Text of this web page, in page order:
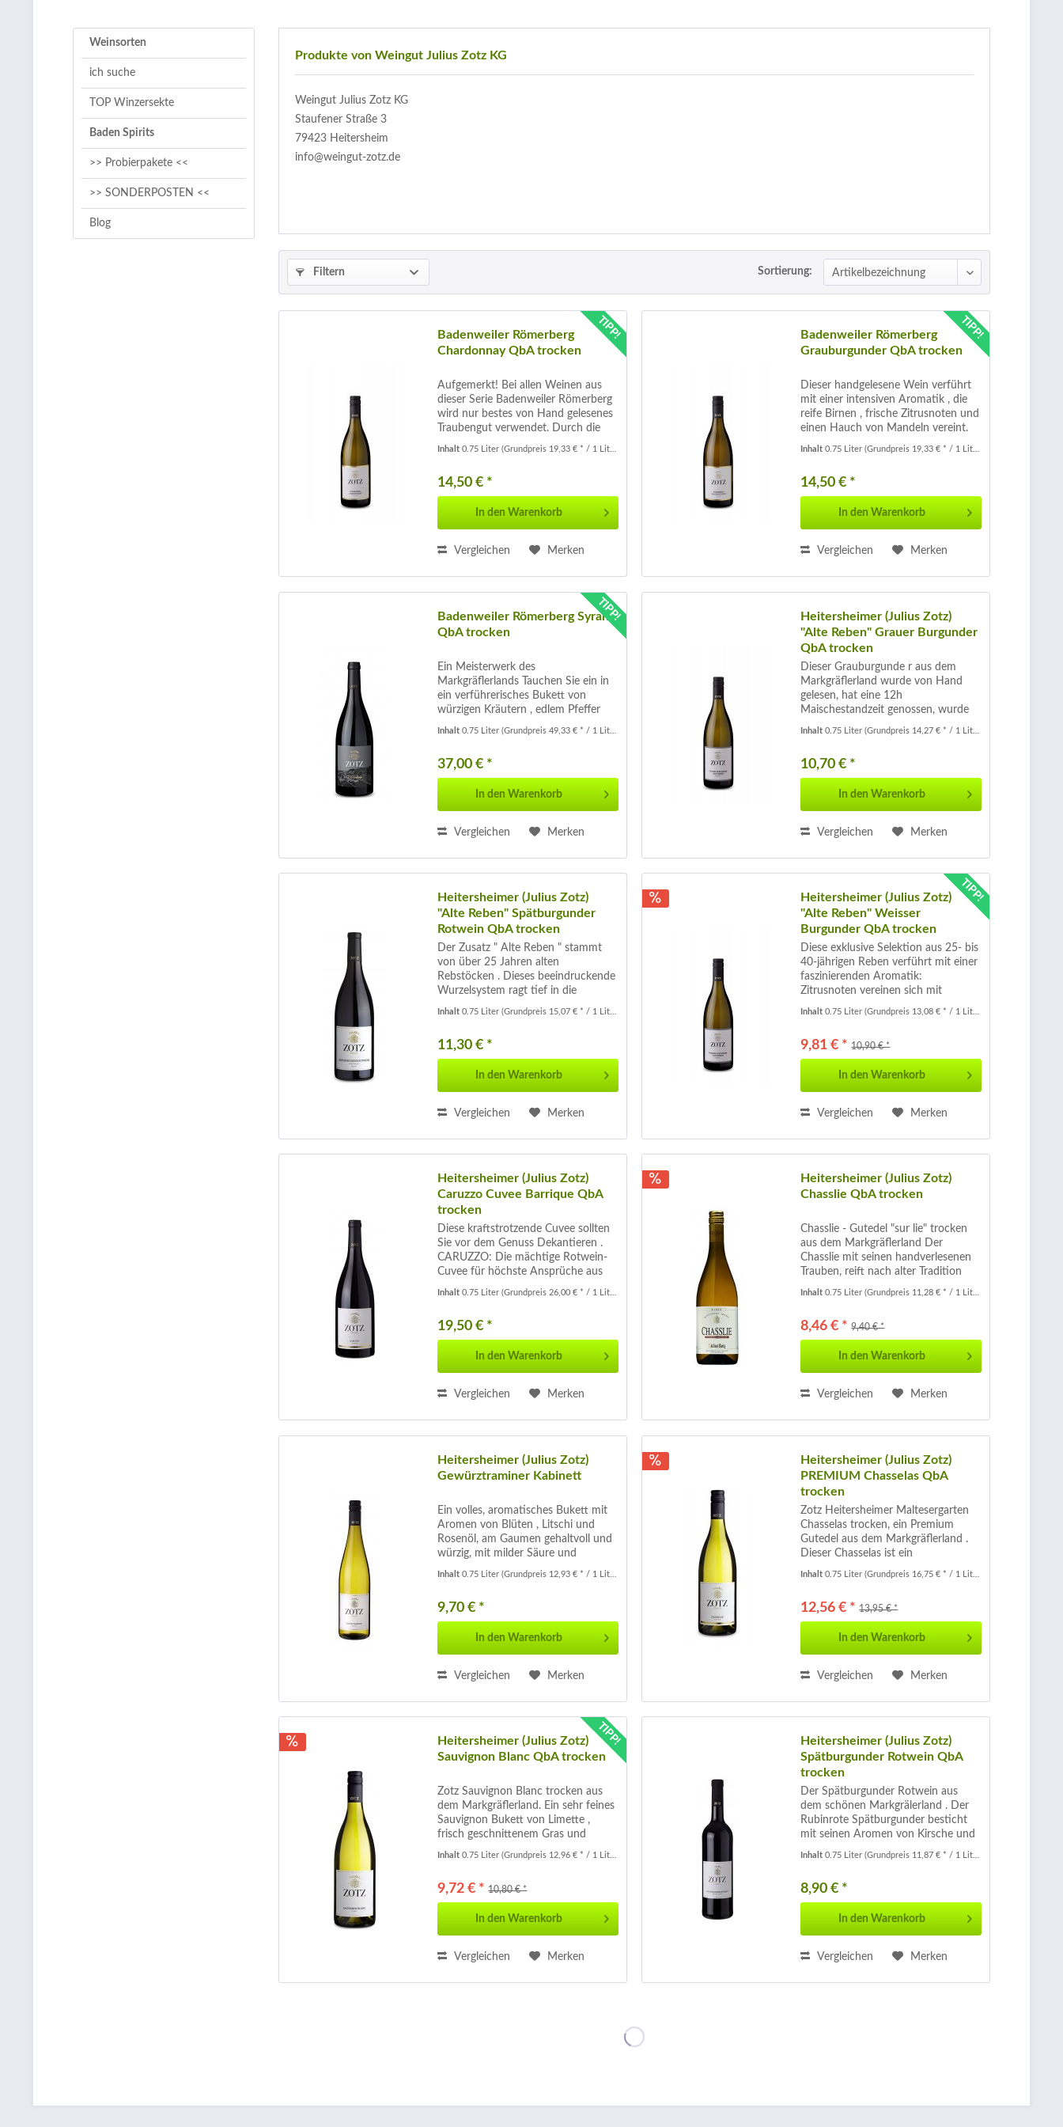
Weinsorten
ich suche
TOP Winzersekte
Baden Spirits
>> Probierpakete <<
>> SONDERPOSTEN <<
Blog
Produkte von Weingut Julius Zotz KG
Weingut Julius Zotz KG
Staufener Straße 3
79423 Heitersheim
info@weingut-zotz.de
Filtern Sortierung:
TIPP!
Badenweiler Römerberg
Chardonnay QbA trocken
Aufgemerkt! Bei allen Weinen aus
dieser Serie Badenweiler Römerberg
wird nur bestes von Hand gelesenes
Traubengut verwendet. Durch die
schonende Pressung, Vergärung und
6 Monate Vollhefelager im großen
Inhalt0.75 Liter(Grundpreis 19,33 € * / 1 Liter)
14,50 € *
In den Warenkorb
Vergleichen Merken
TIPP!
Badenweiler Römerberg
Grauburgunder QbA trocken
Dieser handgelesene Wein verführt
mit einer intensiven Aromatik , die
reife Birnen , frische Zitrusnoten und
einen Hauch von Mandeln vereint.
Durch eine kurze Maischestandzeit ,
schonende Pressung und die
Inhalt0.75 Liter(Grundpreis 19,33 € * / 1 Liter)
14,50 € *
In den Warenkorb
Vergleichen Merken
TIPP!
Badenweiler Römerberg Syrah
QbA trocken
Ein Meisterwerk des
Markgräflerlands Tauchen Sie ein in
ein verführerisches Bukett von
würzigen Kräutern , edlem Pfeffer
umspielt. Am Gaumen präsentiert
kraftvoll ,...
Inhalt0.75 Liter(Grundpreis 49,33 € * / 1 Liter)
37,00 € *
In den Warenkorb
Vergleichen Merken
Heitersheimer (Julius Zotz)
"Alte Reben" Grauer Burgunder
QbA trocken
Dieser Grauburgunde r aus dem
Markgräflerland wurde von Hand
gelesen, hat eine 12h
Maischestandzeit genossen, wurde
Edelstahltank vergoren mit
seiner Abfüllung in die...
Inhalt0.75 Liter(Grundpreis 14,27 € * / 1 Liter)
10,70 € *
In den Warenkorb
Vergleichen Merken
Heitersheimer (Julius Zotz)
"Alte Reben" Spätburgunder
Rotwein QbA trocken
Der Zusatz " Alte Reben " stammt
von über 25 Jahren alten
Rebstöcken . Dieses beeindruckende
Wurzelsystem ragt tief in die
Gesteinsschichten ein. Das verleiht
dem Wein eine köstliche Mineralität.
im...
Inhalt0.75 Liter(Grundpreis 15,07 € * / 1 Liter)
11,30 € *
In den Warenkorb
Vergleichen Merken
TIPP!
Heitersheimer (Julius Zotz)
"Alte Reben" Weisser
Burgunder QbA trocken
Diese exklusive Selektion aus 25- bis
40-jährigen Reben verführt mit einer
faszinierenden Aromatik:
Zitrusnoten vereinen sich mit
frischen Apfel - und Birnenaromen
sowie einem Hauch zarten
der Wein durch...
Inhalt0.75 Liter(Grundpreis 13,08 € * / 1 Liter)
9,81 € * 10,90 € *
In den Warenkorb
Vergleichen Merken
Heitersheimer (Julius Zotz)
Caruzzo Cuvee Barrique QbA
trocken
Diese kraftstrotzende Cuvee sollten
Sie vor dem Genuss Dekantieren .
CARUZZO: Die mächtige Rotwein-
Cuvee für höchste Ansprüche aus
Merlot & Cabernet Sauvignon Dieser
Wein reift 24 Monate im Eichenfass .
Inhalt0.75 Liter(Grundpreis 26,00 € * / 1 Liter)
19,50 € *
In den Warenkorb
Vergleichen Merken
Heitersheimer (Julius Zotz)
Chasslie QbA trocken
Chasslie - Gutedel "sur lie" trocken
aus dem Markgräflerland Der
Chasslie mit seinen handverlesenen
Trauben, reift nach alter Tradition
über 5 Monate auf der Feinhefe .
Kombiniert mit einem biologischen
Inhalt0.75 Liter(Grundpreis 11,28 € * / 1 Liter)
8,46 € * 9,40 € *
In den Warenkorb
Vergleichen Merken
Heitersheimer (Julius Zotz)
Gewürztraminer Kabinett
Ein volles, aromatisches Bukett mit
Aromen von Blüten , Litschi und
Rosenöl, am Gaumen gehaltvoll und
würzig, mit milder Säure und
Dessertwein der nicht zu schnell
auf...
Inhalt0.75 Liter(Grundpreis 12,93 € * / 1 Liter)
9,70 € *
In den Warenkorb
Vergleichen Merken
Heitersheimer (Julius Zotz)
PREMIUM Chasselas QbA
trocken
Zotz Heitersheimer Maltesergarten
Chasselas trocken, ein Premium
Gutedel aus dem Markgräflerland .
Dieser Chasselas ist ein
aus den besten Parzellen verwendet
ein...
Inhalt0.75 Liter(Grundpreis 16,75 € * / 1 Liter)
12,56 € * 13,95 € *
In den Warenkorb
Vergleichen Merken
TIPP!
Heitersheimer (Julius Zotz)
Sauvignon Blanc QbA trocken
Zotz Sauvignon Blanc trocken aus
dem Markgräflerland. Ein sehr feines
Sauvignon Bukett von Limette ,
frisch geschnittenem Gras und
exotischen Noten. Frisch und leicht
mineralisch am Gaumen mit feinen
Inhalt0.75 Liter(Grundpreis 12,96 € * / 1 Liter)
9,72 € * 10,80 € *
In den Warenkorb
Vergleichen Merken
Heitersheimer (Julius Zotz)
Spätburgunder Rotwein QbA
trocken
Der Spätburgunder Rotwein aus
dem schönen Markgrälerland . Der
Rubinrote Spätburgunder besticht
mit seinen Aromen von Kirsche und
Brombeere Fruchtig im Geschmack,
sehr milde Säure, fein mit leichten
Inhalt0.75 Liter(Grundpreis 11,87 € * / 1 Liter)
8,90 € *
In den Warenkorb
Vergleichen Merken